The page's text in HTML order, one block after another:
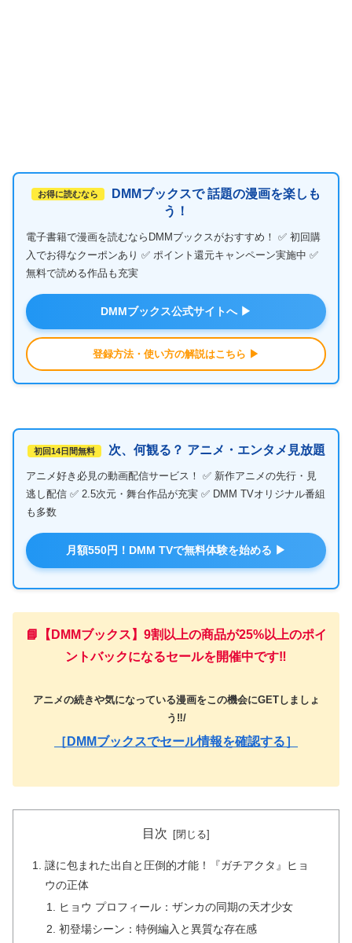
お得に読むなら
DMMブックスで 話題の漫画を楽しも
う！
電子書籍で漫画を読むならDMMブックスがおすすめ！ ✅ 初回購
入でお得なクーポンあり ✅ ポイント還元キャンペーン実施中 ✅
無料で読める作品も充実
DMMブックス公式サイトへ ▶
登録方法・使い方の解説はこちら ▶
初回14日間無料 次、何観る？ アニメ・エンタメ見放題
アニメ好き必見の動画配信サービス！ ✅ 新作アニメの先行・見
逃し配信 ✅ 2.5次元・舞台作品が充実 ✅ DMM TVオリジナル番組
も多数
月額550円！DMM TVで無料体験を始める ▶
📘【DMMブックス】9割以上の商品が25%以上のポイ
ントバックになるセールを開催中です‼️
アニメの続きや気になっている漫画をこの機会にGETしましょ
う‼️/
［DMMブックスでセール情報を確認する］
目次
謎に包まれた出自と圧倒的才能！『ガチアクタ』ヒョ
ウの正体
ヒョウ プロフィール：ザンカの同期の天才少女
初登場シーン：特例編入と異質な存在感